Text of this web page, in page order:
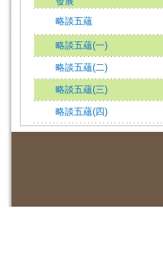
略談五蘊
略談五蘊(一)
略談五蘊(二)
略談五蘊(三)
略談五蘊(四)